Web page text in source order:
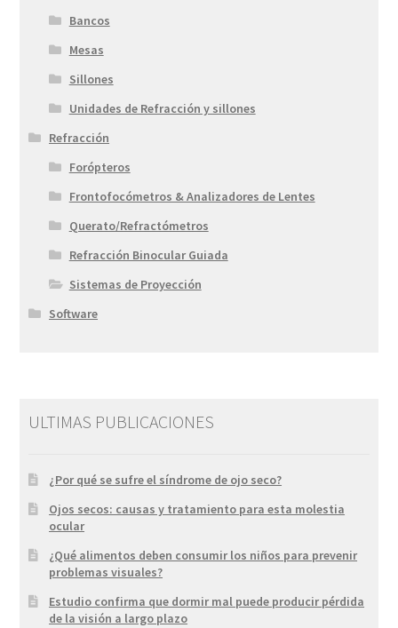
Bancos
Mesas
Sillones
Unidades de Refracción y sillones
Refracción
Forópteros
Frontofocómetros & Analizadores de Lentes
Querato/Refractómetros
Refracción Binocular Guiada
Sistemas de Proyección
Software
ULTIMAS PUBLICACIONES
¿Por qué se sufre el síndrome de ojo seco?
Ojos secos: causas y tratamiento para esta molestia
ocular
¿Qué alimentos deben consumir los niños para prevenir
problemas visuales?
Estudio confirma que dormir mal puede producir pérdida
de la visión a largo plazo